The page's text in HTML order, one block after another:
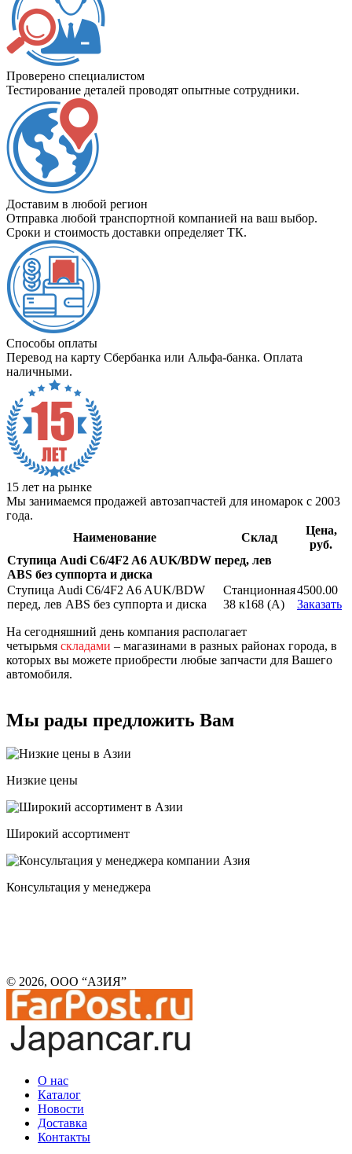
Проверено специалистом
Тестирование деталей проводят опытные сотрудники.
Доставим в любой регион
Отправка любой транспортной компанией на ваш выбор.
Сроки и стоимость доставки определяет ТК.
Способы оплаты
Перевод на карту Сбербанка или Альфа-банка. Оплата
наличными.
15 лет на рынке
Мы занимаемся продажей автозапчастей для иномарок с 2003
года.
Наименование
Склад
Цена,
руб.
Ступица Audi C6/4F2 A6 AUK/BDW перед, лев
ABS без суппорта и диска
Ступица Audi C6/4F2 A6 AUK/BDW
перед, лев ABS без суппорта и диска
Станционная
38 к168 (A)
4500.00
Заказать
На сегодняшний день компания располагает
четырьмя складами – магазинами в разных районах города, в
которых вы можете приобрести любые запчасти для Вашего
автомобиля.
Мы рады предложить Вам
Низкие цены
Широкий ассортимент
Консультация у менеджера
© 2026, ООО “АЗИЯ”
О нас
Каталог
Новости
Доставка
Контакты